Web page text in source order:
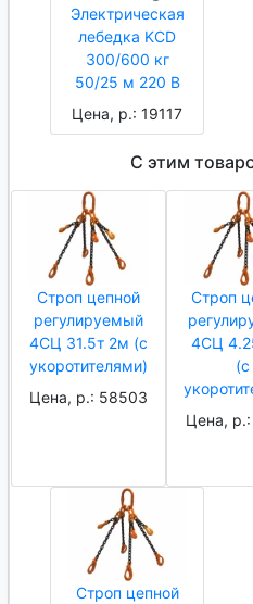
Электрическая
лебедка KCD
300/600 кг
50/25 м 220 В
Цена, р.: 19117
С этим
Строп цепной
регулируемый
4СЦ 31.5т 2м (с
укоротителями)
Цена, р.: 58503
Строп
4СЦ
(с
Цена,
Строп цепной